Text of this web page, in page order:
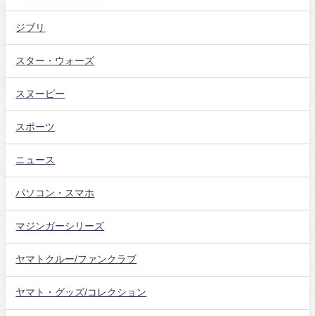
ジブリ
スター・ウォーズ
スヌーピー
スポーツ
ニュース
パソコン・スマホ
マジンガーシリーズ
ヤマトクルー/ファンクラブ
ヤマト・グッズ/コレクション